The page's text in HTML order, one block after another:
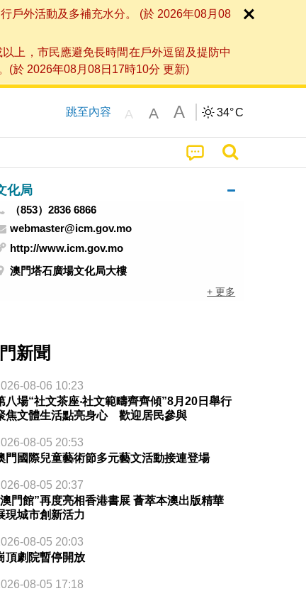
戶外活動及多補充水分。 (於 2026年08月08
上，市民應避免長時間在戶外逗留及提防中
(於 2026年08月08日17時10分 更新)
跳至內容 A A A 34°C
化局
（853）2836 6866
webmaster@icm.gov.mo
http://www.icm.gov.mo
澳門塔石廣場文化局大樓
+ 更多
新聞
08-06 10:23
八場“社文茶座‧社文範疇齊齊傾”8月20日舉行
焦文體生活點亮身心 歡迎居民參與
08-05 20:53
門國際兒童藝術節多元藝文活動接連登場
08-05 20:37
門館”再度亮相香港書展 薈萃本澳出版精華
現城市創新活力
08-05 20:03
頂劇院暫停開放
08-05 17:18